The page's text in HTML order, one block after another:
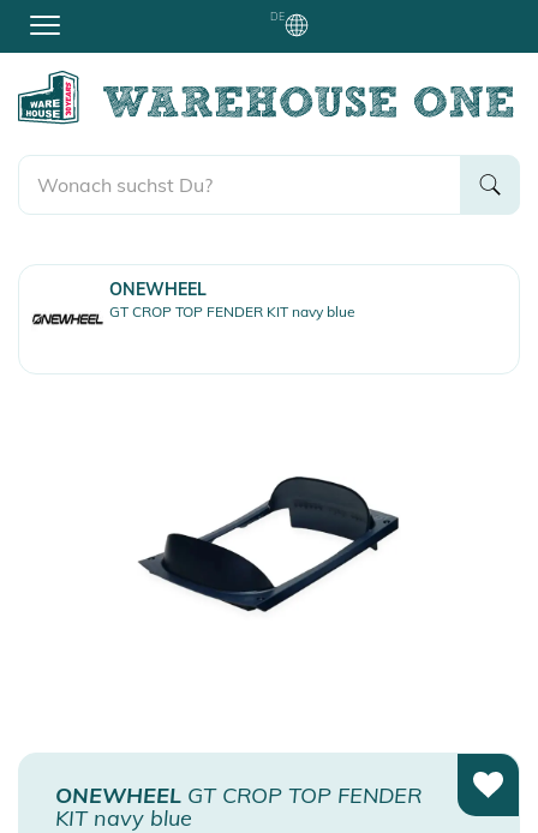
DE
ONEWHEEL
GT CROP TOP FENDER KIT navy blue
ONEWHEEL GT CROP TOP FENDER
KIT navy blue